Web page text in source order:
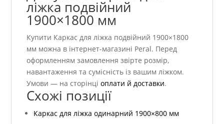
ліжка подвійний
1900×1800 мм
Купити Каркас для ліжка подвійний 1900×1800
мм можна в інтернет-магазині Peral. Перед
оформленням замовлення звірте розмір,
навантаження та сумісність із вашим ліжком.
Умови — на сторінціоплати й доставки.
Схожі позиції
Каркас для ліжка одинарний 1900×800 мм